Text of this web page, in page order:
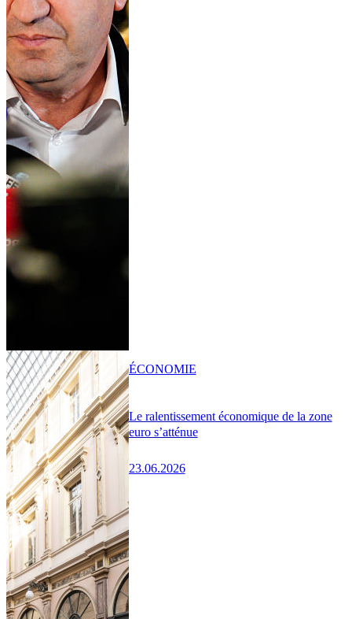
Le ralentissement économique de la zone
euro s’atténue
23.06.2026
ÉCONOMIE